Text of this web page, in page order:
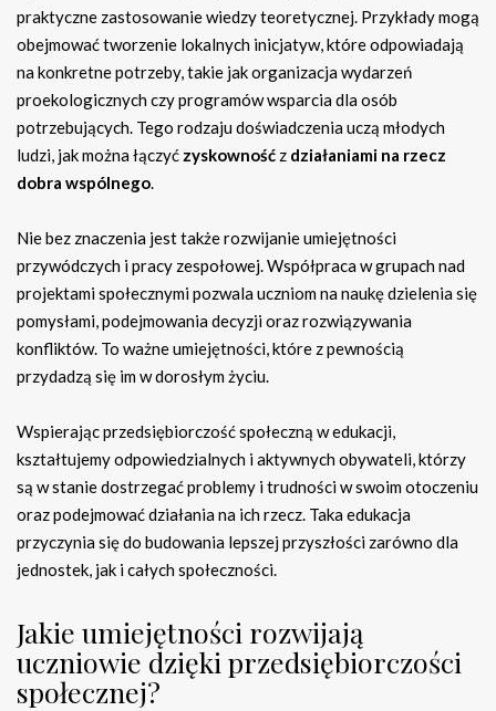
praktyczne zastosowanie wiedzy teoretycznej. Przykłady mogą
obejmować tworzenie lokalnych inicjatyw, które odpowiadają
na konkretne potrzeby, takie jak organizacja wydarzeń
proekologicznych czy programów wsparcia dla osób
potrzebujących. Tego rodzaju doświadczenia uczą młodych
ludzi, jak można łączyć zyskowność z działaniami na rzecz
dobra wspólnego.
Nie bez znaczenia jest także rozwijanie umiejętności
przywódczych i pracy zespołowej. Współpraca w grupach nad
projektami społecznymi pozwala uczniom na naukę dzielenia się
pomysłami, podejmowania decyzji oraz rozwiązywania
konfliktów. To ważne umiejętności, które z pewnością
przydadzą się im w dorosłym życiu.
Wspierając przedsiębiorczość społeczną w edukacji,
kształtujemy odpowiedzialnych i aktywnych obywateli, którzy
są w stanie dostrzegać problemy i trudności w swoim otoczeniu
oraz podejmować działania na ich rzecz. Taka edukacja
przyczynia się do budowania lepszej przyszłości zarówno dla
jednostek, jak i całych społeczności.
Jakie umiejętności rozwijają
uczniowie dzięki przedsiębiorczości
społecznej?